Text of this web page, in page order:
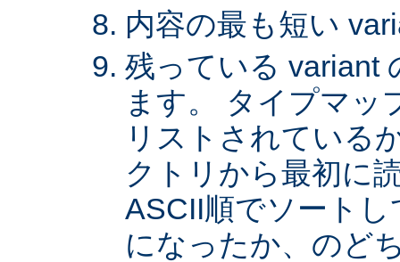
内容の最も短い
残っている variant
ます。 タイプマッ
リストされている
クトリから最初に
ASCII順でソート
になったか、のど